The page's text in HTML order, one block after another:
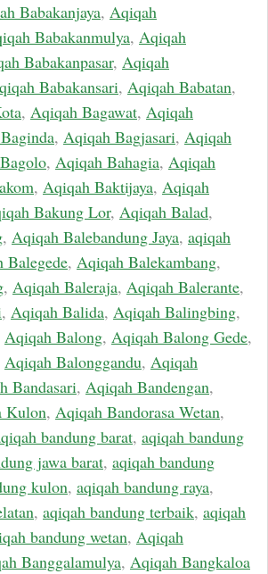
Babakanjaya, Aqiqah
Babakanmulya, Aqiqah
Babakanpasar, Aqiqah
Babakansari, Aqiqah Babatan,
, Aqiqah Bagawat, Aqiqah
, Aqiqah Bagjasari, Aqiqah
, Aqiqah Bahagia, Aqiqah
, Aqiqah Baktijaya, Aqiqah
Bakung Lor, Aqiqah Balad,
, Aqiqah Balebandung Jaya, aqiqah
Balegede, Aqiqah Balekambang,
, Aqiqah Baleraja, Aqiqah Balerante,
, Aqiqah Balida, Aqiqah Balingbing,
Aqiqah Balong, Aqiqah Balong Gede,
Aqiqah Balonggandu, Aqiqah
Bandasari, Aqiqah Bandengan,
Kulon, Aqiqah Bandorasa Wetan,
bandung barat, aqiqah bandung
jawa barat, aqiqah bandung
kulon, aqiqah bandung raya,
, aqiqah bandung terbaik, aqiqah
bandung wetan, Aqiqah
Banggalamulya, Aqiqah Bangkaloa